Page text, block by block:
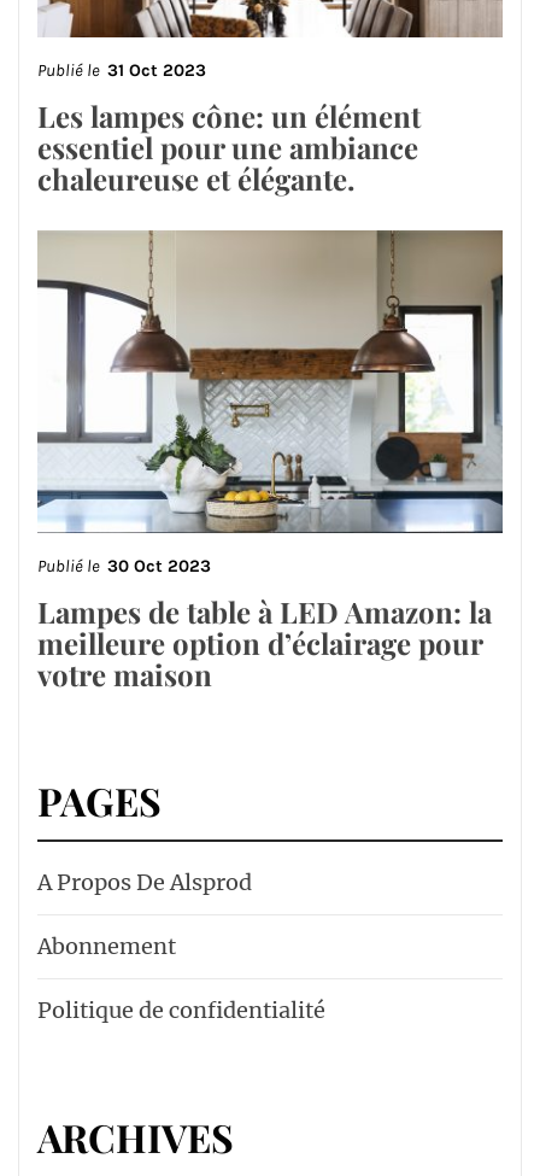
Publié le 31 Oct 2023
Les lampes cône: un élément
essentiel pour une ambiance
chaleureuse et élégante.
Publié le 30 Oct 2023
Lampes de table à LED Amazon: la
meilleure option d’éclairage pour
votre maison
PAGES
A Propos De Alsprod
Abonnement
Politique de confidentialité
ARCHIVES